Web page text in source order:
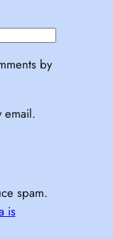
by
email.
spam.
is